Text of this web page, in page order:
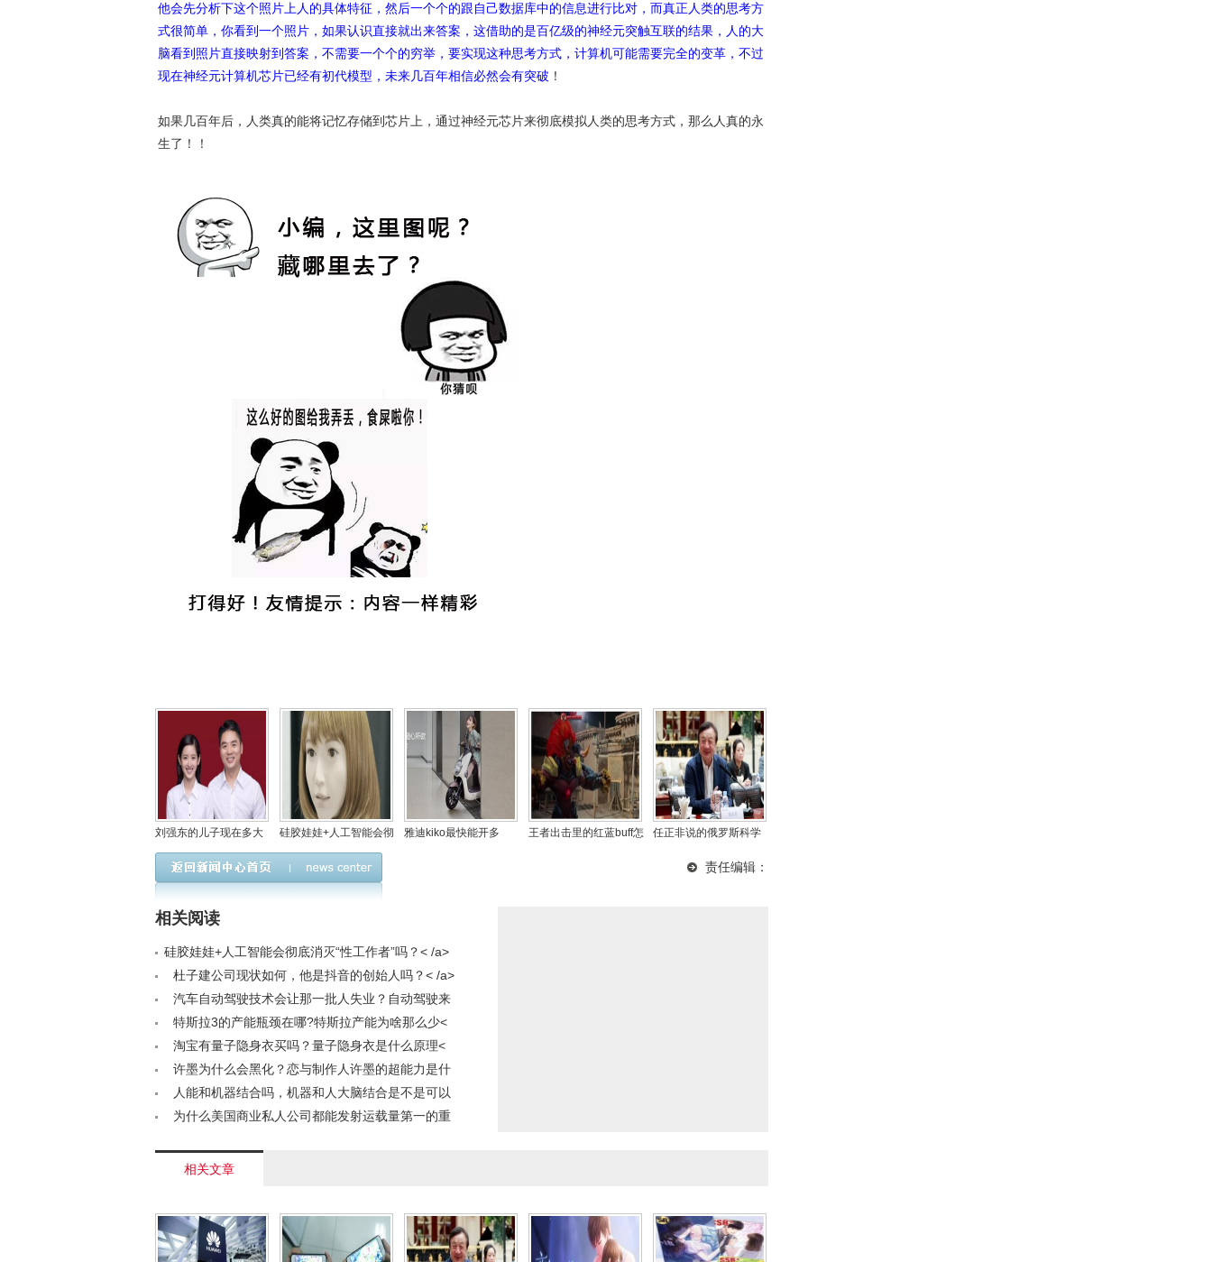
他会先分析下这个照片上人的具体特征，然后一个个的跟自己数据库中的信息进行比对，而真正人类的思考方
式很简单，你看到一个照片，如果认识直接就出来答案，这借助的是百亿级的神经元突触互联的结果，人的大
脑看到照片直接映射到答案，不需要一个个的穷举，要实现这种思考方式，计算机可能需要完全的变革，不过
现在神经元计算机芯片已经有初代模型，未来几百年相信必然会有突破 ！
如果几百年后，人类真的能将记忆存储到芯片上，通过神经元芯片来彻底模拟人类的思考方式，那么人真的永
生了！！
刘强东的儿子现在多大
了？刘强东儿子的妈妈
是龚晓京吗
硅胶娃娃+人工智能会彻
底消灭“性工作者”吗？
雅迪kiko最快能开多
王者出击里的红蓝buff怎
任正非说的俄罗斯科学
人数学为什么这么厉
责任编辑：
相关阅读
硅胶娃娃+人工智能会彻底消灭“性工作者”吗？< /a>
杜子建公司现状如何，他是抖音的创始人吗？< /a>
汽车自动驾驶技术会让那一批人失业？自动驾驶来
临还需要考驾照吗< /a>
特斯拉3的产能瓶颈在哪?特斯拉产能为啥那么少<
/a> 淘宝有量子隐身衣买吗？量子隐身衣是什么原理<
/a> 许墨为什么会黑化？恋与制作人许墨的超能力是什
么< /a>人能和机器结合吗，机器和人大脑结合是不是可以
永生< /a>
为什么美国商业私人公司都能发射运载量第一的重
相关文章